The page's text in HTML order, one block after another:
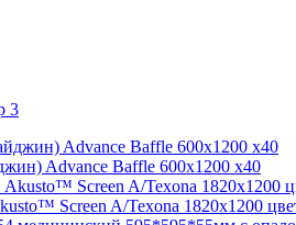
Advance Baffle 600x1200 x40
Screen A/Texona 1820x1200